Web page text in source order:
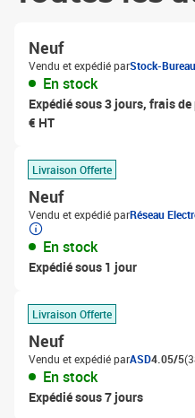
Neuf
Vendu et expédié parStock-Bureau
En stock
Expédié sous 3 jours, frais
€ HT
Livraison Offerte
Neuf
Vendu et expédié parRéseau
En stock
Expédié sous 1 jour
Livraison Offerte
Neuf
Vendu et expédié parASD4.05/5
En stock
Expédié sous 7 jours